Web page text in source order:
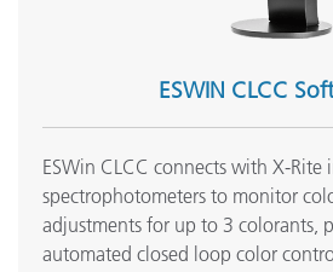
ESWIN CLCC
ESWin CLCC connects with X-Rite
spectrophotometers to monitor
adjustments for up to 3 colorants,
automated closed loop color